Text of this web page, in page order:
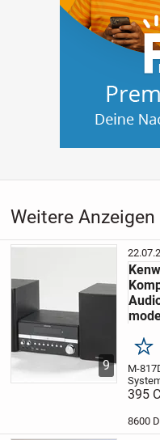
Weitere
9
M-
ist
395
8600